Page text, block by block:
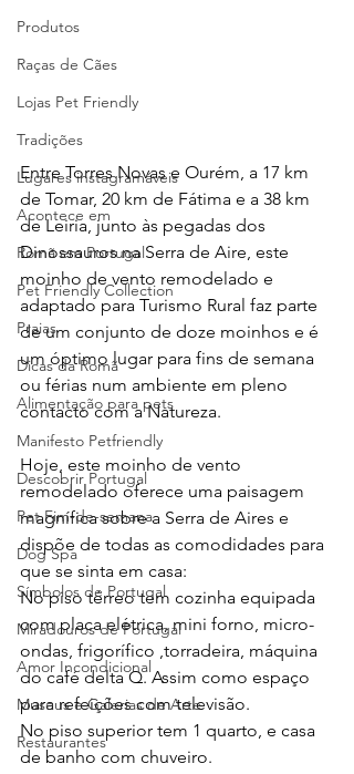
Produtos
Raças de Cães
Lojas Pet Friendly
Tradições
Lugares instagramáveis
Acontece em
Romã em Portugal
Pet Friendly Collection
Praias
Dicas da Romã
Alimentação para pets
Manifesto Petfriendly
Descobrir Portugal
Pet Fim-de-semana
Dog Spa
Símbolos de Portugal
Miradouros de Portugal
Amor Incondicional
Museus e Galerias de Arte
Restaurantes
Entre Torres Novas e Ourém, a 17 km
de Tomar, 20 km de Fátima e a 38 km
de Leiria, junto às pegadas dos
Dinossauros na Serra de Aire, este
moinho de vento remodelado e
adaptado para Turismo Rural faz parte
de um conjunto de doze moinhos e é
um óptimo lugar para fins de semana
ou férias num ambiente em pleno
contacto com a Natureza.
Hoje, este moinho de vento
remodelado oferece uma paisagem
magnífica sobre a Serra de Aires e
dispõe de todas as comodidades para
que se sinta em casa:
No piso térreo tem cozinha equipada
com placa elétrica, mini forno, micro-
ondas, frigorífico ,torradeira, máquina
do café delta Q. Assim como espaço
para refeições com televisão.
No piso superior tem 1 quarto, e casa
de banho com chuveiro.